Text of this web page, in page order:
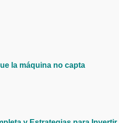
la máquina no capta